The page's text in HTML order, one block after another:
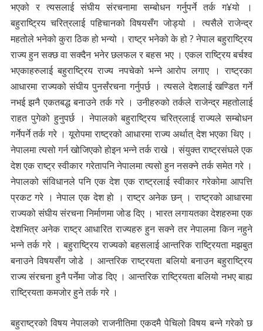
भएको र त्यसलाई संघीय संरचनामा सम्बोधन गर्नुपर्ने तर्क ग¥यो ।
बहुराष्ट्रिय चरित्रलाई पहिचानको विषयसँग जोड्यो । त्यसैले राजेन्द्र
महतोले भनेको कुरा ठिक हो भन्यो । राष्ट्र भनेको के हो ? नेपाल बहुराष्ट्रिय
राज्य हुन सक्छ वा सक्दैन भनेर छलफल र बहस भए । एकल राष्ट्रिय बर्चश्व
भएकाहरुलाई बहुराष्ट्रिय राज्य नपचेको भन्ने आरोप लगाए । राष्ट्रका
आधारमा राज्यको संघीय पुनर्संरचना गर्नुपर्छ । त्यसले देशलाई खण्डित गर्ने
नभई झनै एकतबद्ध बनाउने तर्क गरे । उनीहरुको तर्कले राजेन्द्र महतोलाई
राहत पुगेको हुनुपर्छ । नेपालको बहुराष्ट्रिय चरित्रलाई राज्यले सम्बोधन
गर्नेपर्ने तर्क गरे । यूरोपमा राष्ट्रको आधारमा राज्य अर्थात् देश भएका थिए ।
नेपालमा त्यसो गर्न खोजिएको होइन भन्ने तर्क राखे । संयुक्त राष्ट्रसंघले एक
देश एक राष्ट्र स्वीकार गरेतापनि नेपालमा त्यसो हुन नसक्ने तर्क समेत गरे ।
नेपालको संविधानले पनि एक देश एक राष्ट्रलाई स्वीकार गरेकोमा आपत्ति
प्रकट गरे । नेपाल एक देश हो । राष्ट्र अनेक छन् । राष्ट्रको आधारमा
राज्यको संघीय संरचना निर्माणमा जोड दिए । भारत लगायतका देशहरुमा एक
देशभित्र अनेक राष्ट्र आधारित राज्यहरु हुन सक्ने तर नेपालमा किन नहुने
भन्ने तर्क गरे । बहुराष्ट्रिय राज्यको बहसलाई आन्तरिक राष्ट्रियता मझबुत
बनाउने विषयसँग जोडे । आन्तरिक राष्ट्रयता बलियो बनाउन बहुराष्ट्रिय
राज्य संरचना हुनै पर्नेमा जोड दिए । आन्तरिक राष्ट्रियता बलियो नभए बाह्य
राष्ट्रियता कमजोर हुने तर्क गरे ।
बहुराष्ट्रको विषय नेपालको राजनीतिमा एकदमै पेचिलो विषय बन्ने गरेको छ